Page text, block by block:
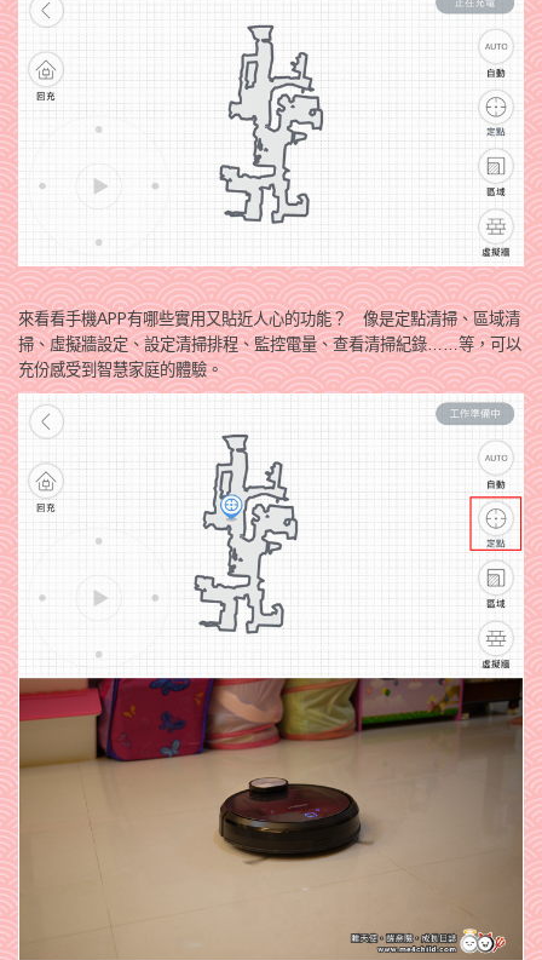
來看看手機APP有哪些實用又貼近人心的功能？ 像是定點清掃、區域清
掃、虛擬牆設定、設定清掃排程、監控電量、查看清掃紀錄……等，可以
充份感受到智慧家庭的體驗。